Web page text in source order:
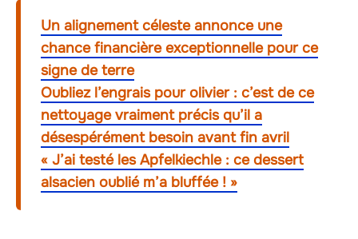
Un alignement céleste annonce une
chance financière exceptionnelle pour ce
signe de terre
Oubliez l’engrais pour olivier : c’est de ce
nettoyage vraiment précis qu’il a
désespérément besoin avant fin avril
« J’ai testé les Apfelkiechle : ce dessert
alsacien oublié m’a bluffée ! »